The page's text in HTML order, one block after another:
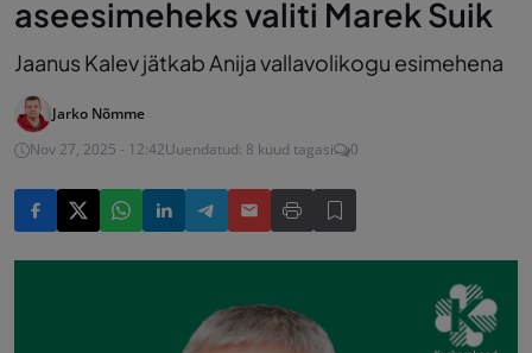
aseesimeheks valiti Marek Suik
Jaanus Kalev jätkab Anija vallavolikogu esimehena
Jarko Nõmme
Nov 27, 2025 - 12:42Uuendatud: 8 kuud tagasi 0